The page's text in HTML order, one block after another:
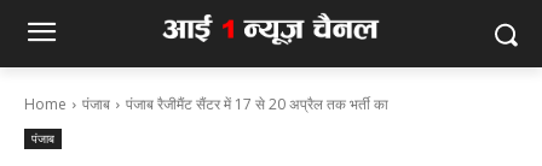
Home पंजाब पंजाब रैजीमैंट सैंटर में 17 से 20 अप्रैल तक भर्ती का
पंजाब